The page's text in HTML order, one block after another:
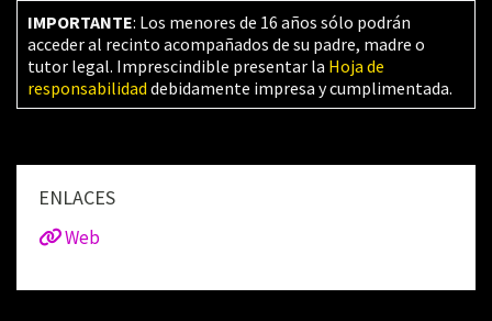
IMPORTANTE: Los menores de 16 años sólo podrán
acceder al recinto acompañados de su padre, madre o
tutor legal. Imprescindible presentar la Hoja de
responsabilidad debidamente impresa y cumplimentada.
ENLACES
Web